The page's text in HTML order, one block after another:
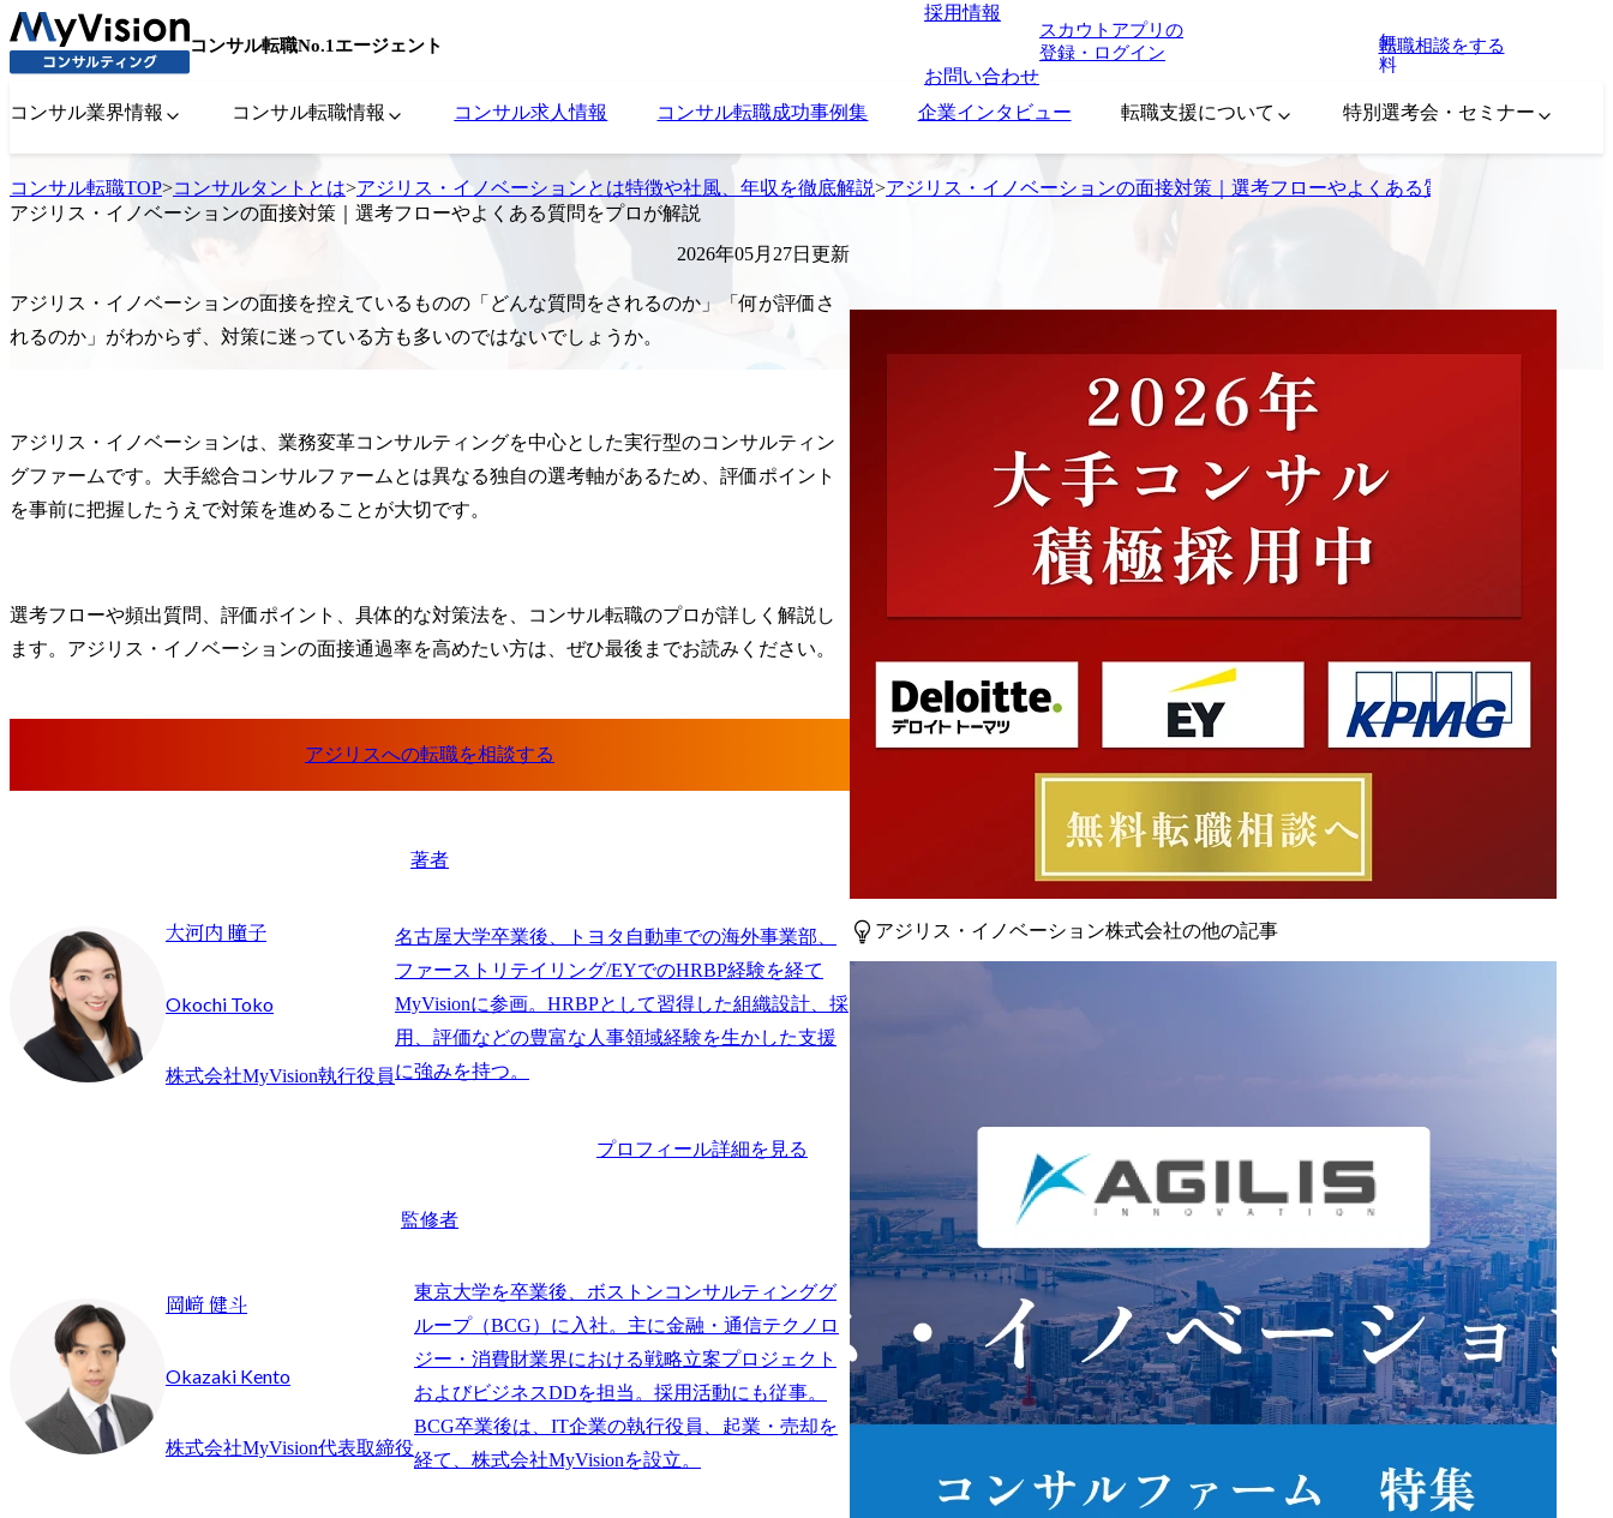
コンサル転職No.1エージェント
採用情報
お問い合わせ
スカウトアプリの
登録・ログイン
無
料
転職相談をする
コンサル業界情報 コンサル転職情報 コンサル求人情報 コンサル転職成功事例集 企業インタビュー 転職支援について 特別選考会・セミナー
コンサル転職TOP>コンサルタントとは>アジリス・イノベーションとは特徴や社風、年収を徹底解説>アジリス・イノベーションの面接対策｜選考フローやよくある質問をプロが解説
アジリス・イノベーションの面接対策｜選考フローやよくある質問をプロが解説
2026年05月27日更新
アジリス・イノベーションの面接を控えているものの「どんな質問をされるのか」「何が評価さ
れるのか」がわからず、対策に迷っている方も多いのではないでしょうか。
アジリス・イノベーションは、業務変革コンサルティングを中心とした実行型のコンサルティン
グファームです。大手総合コンサルファームとは異なる独自の選考軸があるため、評価ポイント
を事前に把握したうえで対策を進めることが大切です。
選考フローや頻出質問、評価ポイント、具体的な対策法を、コンサル転職のプロが詳しく解説し
ます。アジリス・イノベーションの面接通過率を高めたい方は、ぜひ最後までお読みください。
著者
大河内 瞳子
Okochi Toko
株式会社MyVision執行役員
名古屋大学卒業後、トヨタ自動車での海外事業部、
ファーストリテイリング/EYでのHRBP経験を経て
MyVisionに参画。HRBPとして習得した組織設計、採
用、評価などの豊富な人事領域経験を生かした支援
に強みを持つ。
プロフィール詳細を見る
監修者
岡﨑 健斗
Okazaki Kento
株式会社MyVision代表取締役
東京大学を卒業後、ボストンコンサルティンググ
ループ（BCG）に入社。主に金融・通信テクノロ
ジー・消費財業界における戦略立案プロジェクト
およびビジネスDDを担当。採用活動にも従事。
BCG卒業後は、IT企業の執行役員、起業・売却を
アジリス・イノベーション株式会社の他の記事